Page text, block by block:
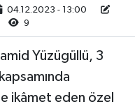
04.12.2023 - 13:00
9
Yüzügüllü, 3
ikâmet eden özel